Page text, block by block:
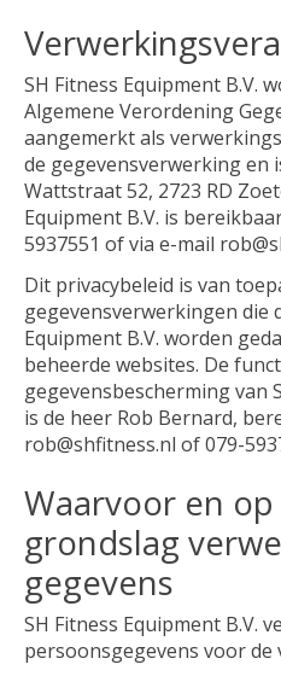
SH Fitness Equipment B.V.
Algemene Verordening
aangemerkt als
de gegevensverwerking en
Wattstraat 52, 2723 RD
Equipment B.V. is
5937551 of via e-mail
Dit privacybeleid is van
gegevensverwerkingen die
Equipment B.V. worden
beheerde websites. De
gegevensbescherming van
is de heer Rob Bernard,
rob@shfitness.nl of 079-
Waarvoor en
grondslag
gegevens
SH Fitness Equipment B.V.
persoonsgegevens voor de